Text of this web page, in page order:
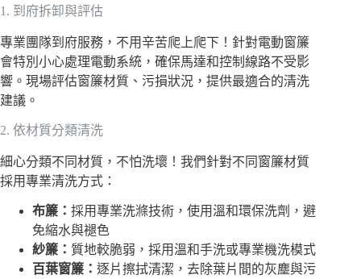
1. 到府拆卸與評估
專業團隊到府服務，不用辛苦爬上爬下！針對電動窗簾
會特別小心處理電動系統，確保馬達和控制線路不受影
響。現場評估窗簾材質、污損狀況，提供最適合的清洗
建議。
2. 依材質分類清洗
細心分類不同材質，不怕洗壞！我們針對不同窗簾材質
採用專業清洗方式：
布簾： 採用專業洗滌技術，使用溫和環保洗劑，避
免縮水與褪色
紗簾： 質地較脆弱，採用溫和手洗或專業機洗模式
百葉窗簾： 逐片擦拭清潔，去除葉片間的灰塵與污